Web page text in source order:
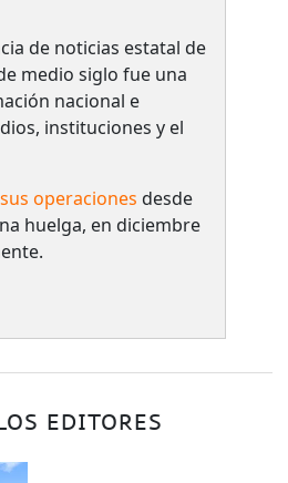
de noticias estatal de
medio siglo fue una
nacional e
instituciones y el
operaciones desde
huelga, en diciembre
EDITORES